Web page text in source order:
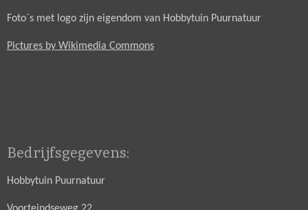
Foto`s met logo zijn eigendom van Hobbytuin Puurnatuur
Pictures by Wikimedia Commons
Bedrijfsgegevens:
Hobbytuin Puurnatuur